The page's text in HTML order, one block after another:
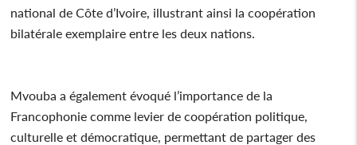
national de Côte d’Ivoire, illustrant ainsi la coopération
bilatérale exemplaire entre les deux nations.
Mvouba a également évoqué l’importance de la
Francophonie comme levier de coopération politique,
culturelle et démocratique, permettant de partager des